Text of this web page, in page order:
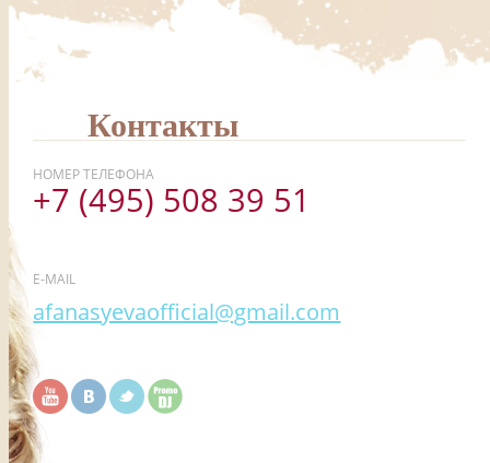
Контакты
НОМЕР ТЕЛЕФОНА
+7 (495) 508 39 51
E-MAIL
afanasyevaofficial@gmail.com